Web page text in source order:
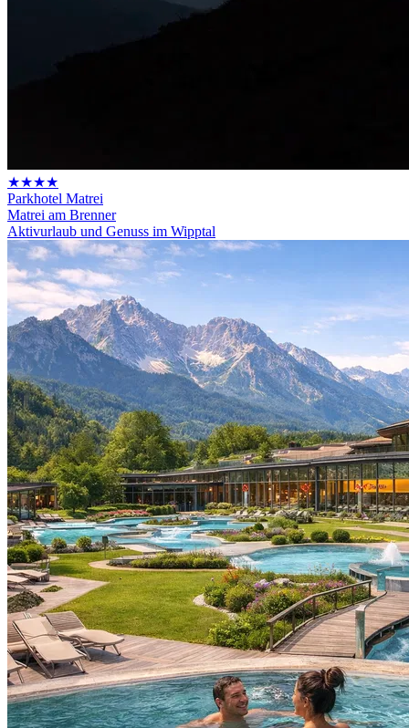
★★★★
Parkhotel Matrei
Matrei am Brenner
Aktivurlaub und Genuss im Wipptal